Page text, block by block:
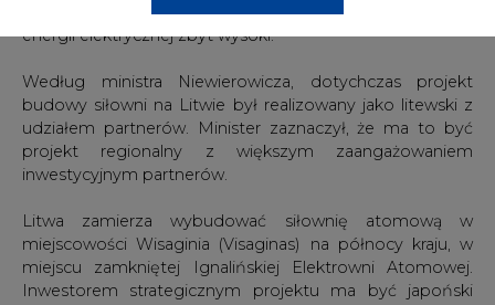
poprzedni prawicowy rząd, gdyż koszt własny produkcji
energii elektrycznej zbyt wysoki.
Według ministra Niewierowicza, dotychczas projekt
budowy siłowni na Litwie był realizowany jako litewski z
udziałem partnerów. Minister zaznaczył, że ma to być
projekt regionalny z większym zaangażowaniem
inwestycyjnym partnerów.
Litwa zamierza wybudować siłownię atomową w
miejscowości Wisaginia (Visaginas) na północy kraju, w
miejscu zamkniętej Ignalińskiej Elektrowni Atomowej.
Inwestorem strategicznym projektu ma być japoński